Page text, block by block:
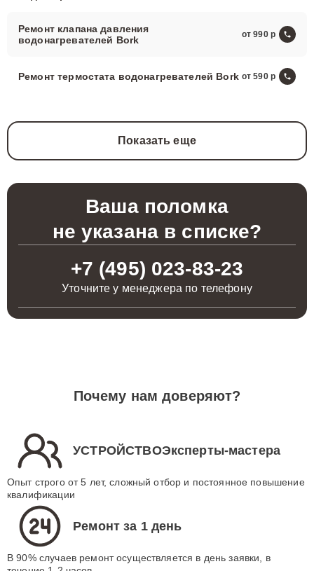
Ремонт клапана давления
водонагревателей Bork
от 990
Ремонт термостата водонагревателей Bork от 590
Показать еще
Ваша поломка
не указана в списке?
+7 (495) 023-83-23
Уточните у менеджера по телефону
Почему нам доверяют?
УСТРОЙСТВОЭксперты-мастера
Опыт строго от 5 лет, сложный отбор и постоянное повышение
квалификации
Ремонт за 1 день
В 90% случаев ремонт осуществляется в день заявки, в